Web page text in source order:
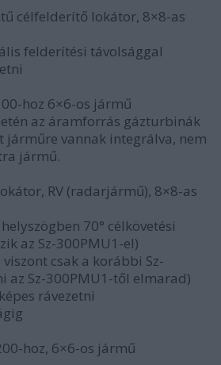
célfelderítő lokátor, 8×8-as
felderítési távolsággal
hoz 6×6-os jármű
az áramforrás gázturbinák
járműre vannak integrálva, nem
jármű.
RV (radarjármű), 8×8-as
70° célkövetési
az Sz-300PMU1-el)
csak a korábbi Sz-
az Sz-300PMU1-től elmarad)
rávezetni
hoz, 6×6-os jármű